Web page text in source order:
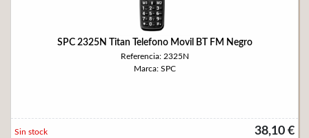
SPC 2325N Titan Telefono Movil BT FM Negro
Referencia: 2325N
Marca: SPC
38,10 €
Sin stock